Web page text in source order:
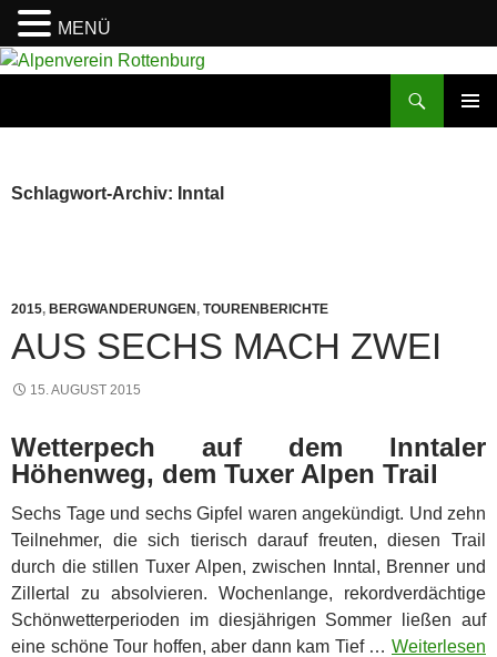
Zum
Schlagwort-Archiv: Inntal
2015, BERGWANDERUNGEN, TOURENBERICHTE
AUS SECHS MACH ZWEI
15. AUGUST 2015
Wetterpech auf dem Inntaler
Höhenweg, dem Tuxer Alpen Trail
Sechs Tage und sechs Gipfel waren angekündigt. Und zehn
Teilnehmer, die sich tierisch darauf freuten, diesen Trail
durch die stillen Tuxer Alpen, zwischen Inntal, Brenner und
Zillertal zu absolvieren. Wochenlange, rekordverdächtige
Schönwetterperioden im diesjährigen Sommer ließen auf
eine schöne Tour hoffen, aber dann kam Tief … Weiterlesen
MENÜ